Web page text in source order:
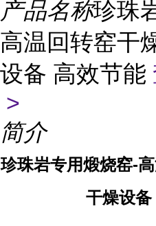
产品名称珍珠
高温回转窑干
设备 高效节能
>
简介
珍珠岩专用煅烧窑-
干燥设